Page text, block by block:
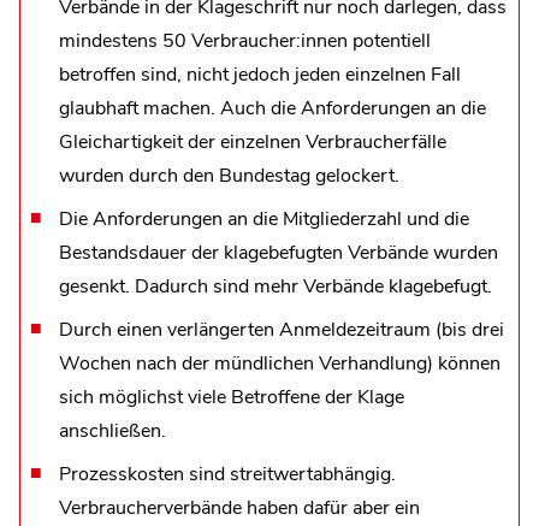
Verbände in der Klageschrift nur noch darlegen, dass
mindestens 50 Verbraucher:innen potentiell
betroffen sind, nicht jedoch jeden einzelnen Fall
glaubhaft machen. Auch die Anforderungen an die
Gleichartigkeit der einzelnen Verbraucherfälle
wurden durch den Bundestag gelockert.
Die Anforderungen an die Mitgliederzahl und die
Bestandsdauer der klagebefugten Verbände wurden
gesenkt. Dadurch sind mehr Verbände klagebefugt.
Durch einen verlängerten Anmeldezeitraum (bis drei
Wochen nach der mündlichen Verhandlung) können
sich möglichst viele Betroffene der Klage
anschließen.
Prozesskosten sind streitwertabhängig.
Verbraucherverbände haben dafür aber ein